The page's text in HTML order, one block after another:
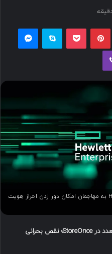
پینتریست پاکت اسکایپ
وایبر
آسیب‌پذیری Bypass در HPE StoreOnce به مهاجمان امکان دور زدن احراز هویت
درStoreOnce
؛ نقص بحرانی